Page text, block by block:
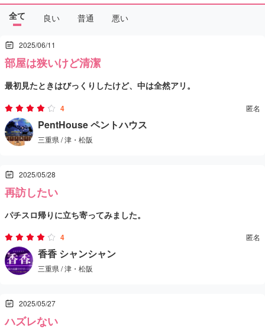
全て
良い 普通 悪い
2025/06/11
部屋は狭いけど清潔
最初見たときはびっくりしたけど、中は全然アリ。
マッサージの腕もちゃんとしてて不満ナシ。
料金もちょうどよくてリピート考えてます。
4 匿名
PentHouse ペントハウス
三重県 / 津・松阪
2025/05/28
再訪したい
パチスロ帰りに立ち寄ってみました。
フリーでお願いしましたが、綺麗でサービスも良く、マッサージも
上手な子に当たりました。
受付の対応も良かったので、またリピートしたいなと思っていま
4 匿名
香香 シャンシャン
三重県 / 津・松阪
2025/05/27
ハズレない